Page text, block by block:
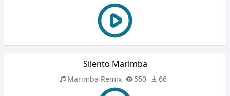
Silento Marimba
Marimba Remix 550 66